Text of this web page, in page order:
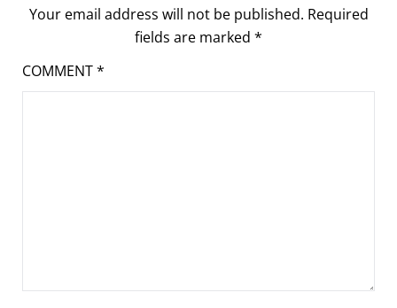
Your email address will not be published. Required
fields are marked *
COMMENT*